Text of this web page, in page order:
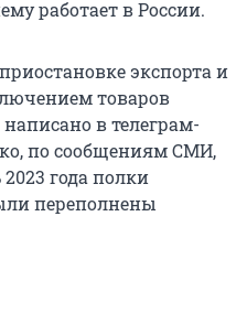
работает в России.
экспорта и
товаров
в телеграм-
по сообщениям СМИ,
года полки
переполнены